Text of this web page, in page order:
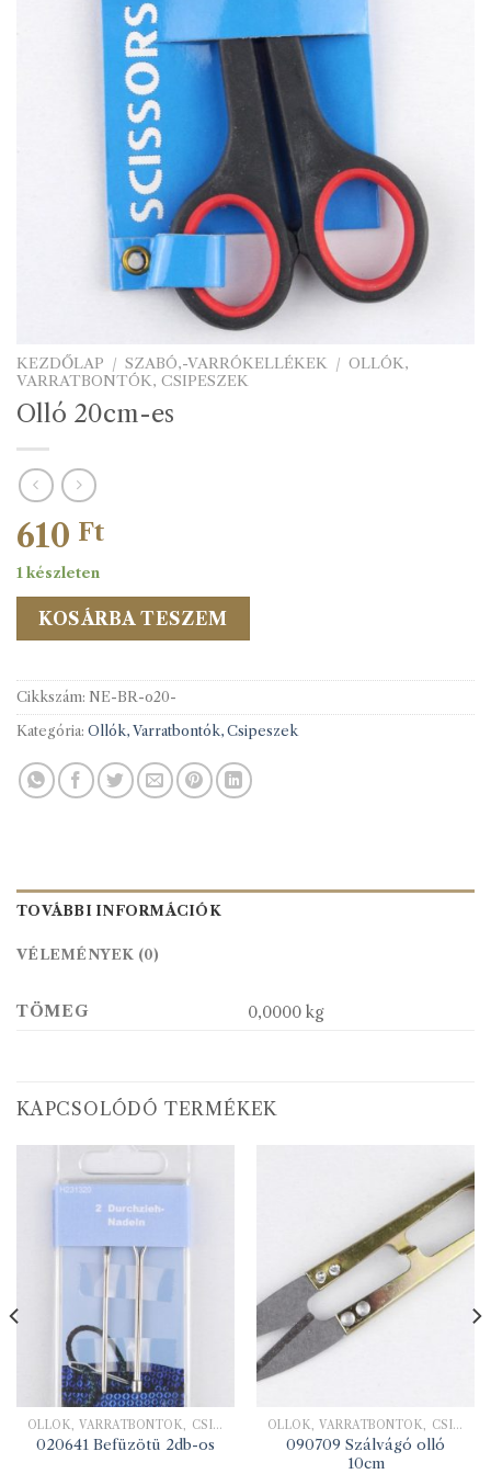
KEZDŐLAP / SZABÓ,-VARRÓKELLÉKEK / OLLÓK,
VARRATBONTÓK, CSIPESZEK
Olló 20cm-es
610 Ft
1 készleten
KOSÁRBA TESZEM
Cikkszám: NE-BR-o20-
Kategória: Ollók, Varratbontók, Csipeszek
TOVÁBBI INFORMÁCIÓK
VÉLEMÉNYEK (0)
TÖMEG 0,0000 kg
KAPCSOLÓDÓ TERMÉKEK
OLLÓK, VARRATBONTÓK, CSIPESZEK
020641 Befüzötü 2db-os
OLLÓK, VARRATBONTÓK, CSIPESZEK
090709 Szálvágó olló
10cm